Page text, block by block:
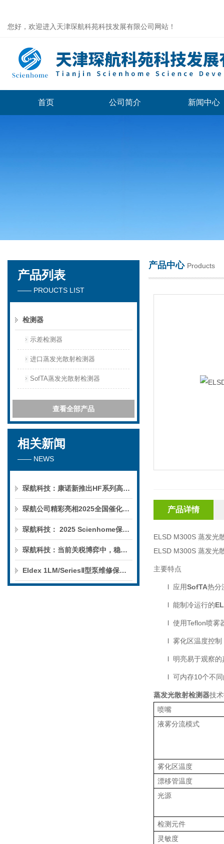
您好，欢迎进入天津琛航科苑科技发展有限公司网站！
天津琛航科苑科技发展有限公司
首页 公司简介 新闻中心
产品列表
—— PROUCTS LIST
检测器
示差检测器
进口蒸发光散射检测器
SofTA蒸发光散射检测器
查看全部产品
相关新闻
—— NEWS
琛航科技：康诺新推出HF系列高压恒流泵
琛航公司精彩亮相2025全国催化学术会议
琛航科技： 2025 Scienhome保护柱年中赠送活动
琛航科技：当前关税博弈中，稳定的货源可解您燃眉之急
Eldex 1LM/SeriesⅡ型泵维修保养服务
产品中心 Products
产品详情
ELSD M300S 蒸发光
ELSD M300S 蒸发光
主要特点
l 应用SofTA热分
l 能制冷运行的
l 使用Teflon喷雾
l 雾化区温度控
l 明亮易于观察
l 可内存10个不
蒸发光散射检测器技
喷嘴
液雾分流模式
雾化区温度
漂移管温度
光源
检测元件
灵敏度